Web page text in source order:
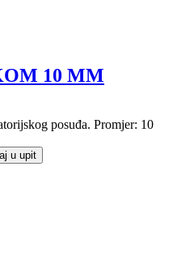
10 MM
posuđa. Promjer: 10
u upit